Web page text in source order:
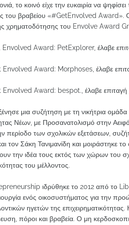
το κοινό είχε την ευκαιρία να
του βραβείου «#GetEnvolved
χρηματοδότησης του Envolve Award
Envolved Award: PetExplorer, έλαβε
Envolved Award: Morphoses, έλαβε
Envolved Award: bespot., έλαβε
μια συζήτηση με τη νικήτρια
Νέων, με Προσανατολισμό στην
περίοδο των σχολικών εξετάσεων,
τον Σάκη Τανιμανίδη και μοιράστηκε
την ιδέα τους εκτός των χώρων του
του μέλλοντος.
ιδρύθηκε το 2012 από το
ενός οικοσυστήματος για την
ηγετών της
πόροι και βραβεία. Ο μη